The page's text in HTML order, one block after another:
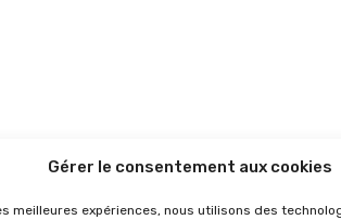
Gérer le consentement aux cookies
meilleures expériences, nous utilisons des